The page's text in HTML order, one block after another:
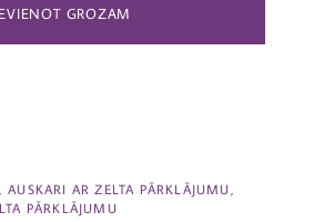
GROZAM
,AUSKARI AR ZELTA PĀRKLĀJUMU
PĀRKLĀJUMU